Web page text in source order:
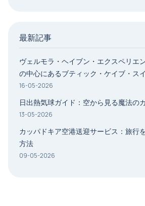
最新記事
ヴェルモラ・ヘイブン・エクスペリエ
の中心にあるブティック・ケイブ・ス
16-05-2026
日出熱気球ガイド：空から見る魔法の
13-05-2026
カッパドキア空港送迎サービス：旅行
方法
09-05-2026